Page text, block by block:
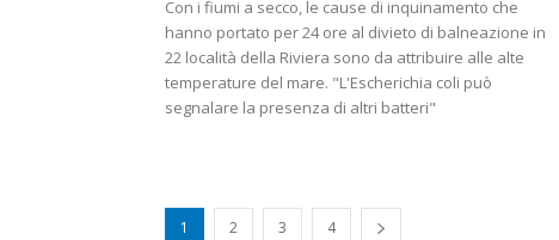
Con i fiumi a secco, le cause di inquinamento che
hanno portato per 24 ore al divieto di balneazione in
22 località della Riviera sono da attribuire alle alte
temperature del mare. "L'Escherichia coli può
segnalare la presenza di altri batteri"
1 2 3 4